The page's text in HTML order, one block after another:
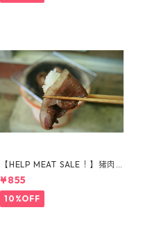
【HELP MEAT SALE！】猪肉
ウデ肉 スライス 150g
¥855
10%OFF